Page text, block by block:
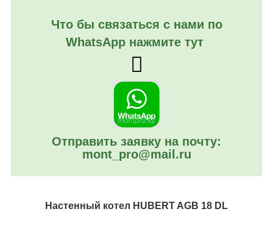
Что бы связаться с нами по
WhatsApp нажмите тут
Отправить заявку на почту:
mont_pro@mail.ru
Настенный котел HUBERT AGB 18 DL